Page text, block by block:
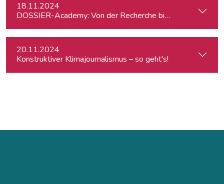
18.11.2024
DOSSIER-Academy: Von der Recherche bis zur
20.11.2024
Konstruktiver Klimajournalismus – so geht's!